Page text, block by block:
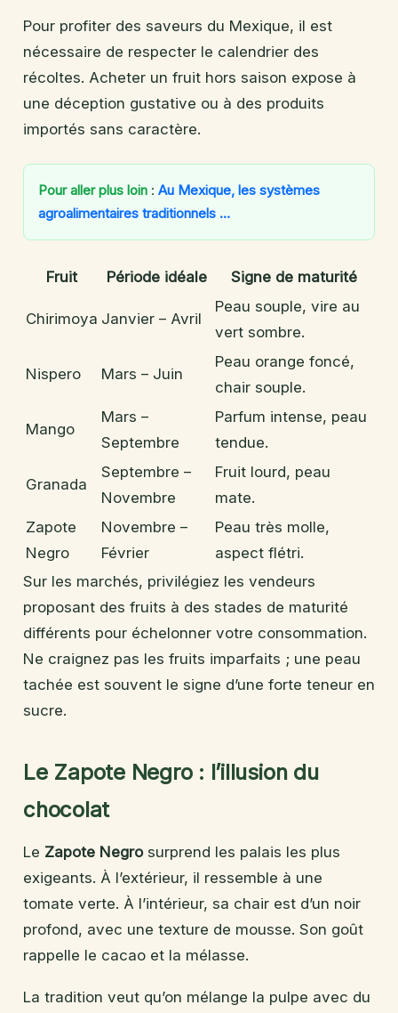
Pour profiter des saveurs du Mexique, il est
nécessaire de respecter le calendrier des
récoltes. Acheter un fruit hors saison expose à
une déception gustative ou à des produits
importés sans caractère.
Pour aller plus loin : Au Mexique, les systèmes
agroalimentaires traditionnels …
Fruit Période idéale Signe de maturité
Chirimoya Janvier – Avril
Peau souple, vire au
vert sombre.
Nispero Mars – Juin
Peau orange foncé,
chair souple.
Mango
Mars –
Septembre
Parfum intense, peau
tendue.
Granada
Septembre –
Novembre
Fruit lourd, peau
mate.
Zapote
Negro
Novembre –
Février
Peau très molle,
aspect flétri.
Sur les marchés, privilégiez les vendeurs
proposant des fruits à des stades de maturité
différents pour échelonner votre consommation.
Ne craignez pas les fruits imparfaits ; une peau
tachée est souvent le signe d’une forte teneur en
sucre.
Le Zapote Negro : l’illusion du
chocolat
Le Zapote Negrosurprend les palais les plus
exigeants. À l’extérieur, il ressemble à une
tomate verte. À l’intérieur, sa chair est d’un noir
profond, avec une texture de mousse. Son goût
rappelle le cacao et la mélasse.
La tradition veut qu’on mélange la pulpe avec du